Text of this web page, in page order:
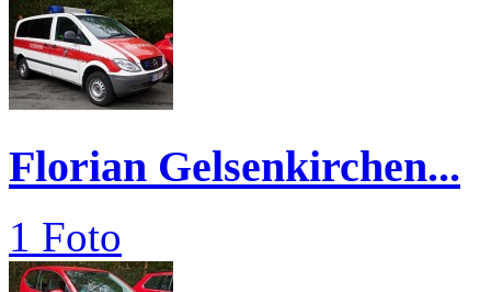
Florian Gelsenkirchen...
1 Foto